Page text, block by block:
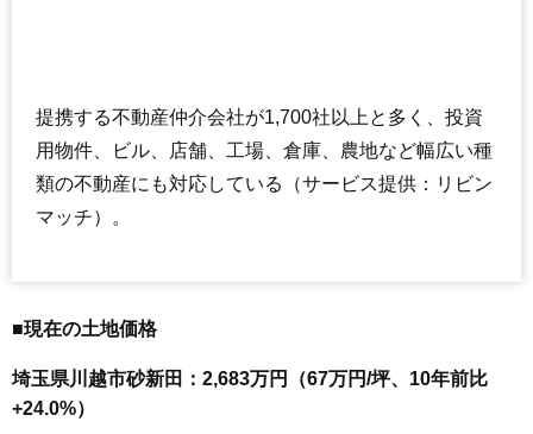
提携する不動産仲介会社が1,700社以上と多く、投資
用物件、ビル、店舗、工場、倉庫、農地など幅広い種
類の不動産にも対応している（サービス提供：リビン
マッチ）。
■現在の土地価格
埼玉県川越市砂新田：2,683万円（67万円/坪、10年前比
+24.0%）